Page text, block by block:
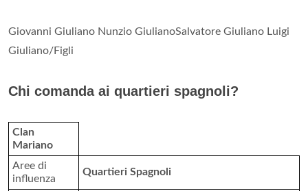
Giovanni Giuliano Nunzio GiulianoSalvatore Giuliano Luigi
Giuliano/Figli
Chi comanda ai quartieri spagnoli?
Clan
Mariano
Aree di
influenza
Quartieri Spagnoli